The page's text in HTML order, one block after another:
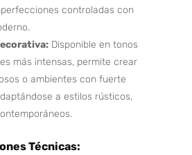
controladas con
Disponible en tonos
más intensas, permite crear
o ambientes con fuerte
a estilos rústicos,
Técnicas: